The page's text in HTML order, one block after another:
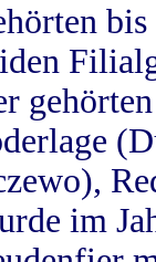
im